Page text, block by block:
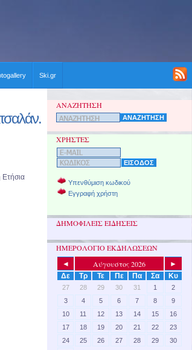
Ski.gr
Ετήσια
ΑΝΑΖΗΤΗΣΗ
ΧΡΗΣΤΕΣ
Υπενθύμιση κωδικού
Εγγραφή χρήστη
ΔΗΜΟΦΙΛΕΙΣ ΕΙΔΗΣΕΙΣ
ΗΜΕΡΟΛΟΓΙΟ ΕΚΔΗΛΩΣΕΩΝ
◄ Αύγουστος 2026
►
Δε
Τρ Τε Πε Πα Σα Κυ
27 28 29 30 31 1
2
3
4 5 6 7 8
9
10
11 12 13 14 15
16
17
18 19 20 21 22
23
24
25 26 27 28 29
30